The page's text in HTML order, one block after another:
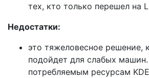
тех, кто только перешел на
Недостатки:
это тяжеловесное решение,
подойдет для слабых
потребляемым ресурсам